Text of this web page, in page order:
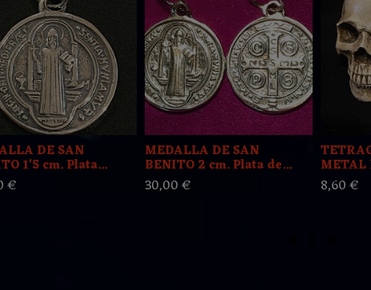
DE SAN
1'5 cm. Plata...
€
MEDALLA DE SAN
BENITO 2 cm. Plata de...
30,00 €
METAL
8,60 €